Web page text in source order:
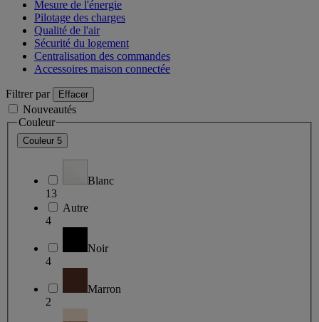
Mesure de l'énergie
Pilotage des charges
Qualité de l'air
Sécurité du logement
Centralisation des commandes
Accessoires maison connectée
Filtrer par Effacer
Nouveautés
Couleur
Couleur 5
Blanc
13
Autre
4
Noir
4
Marron
2